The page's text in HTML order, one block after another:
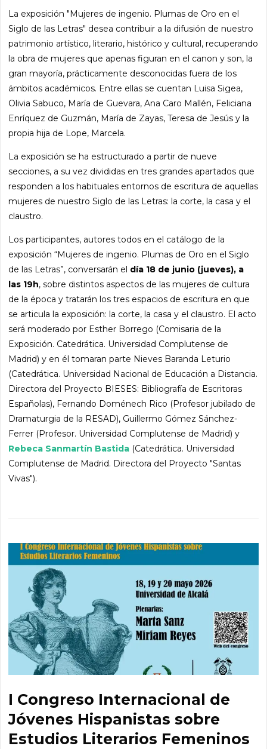
La exposición "Mujeres de ingenio. Plumas de Oro en el
Siglo de las Letras" desea contribuir a la difusión de nuestro
patrimonio artístico, literario, histórico y cultural, recuperando
la obra de mujeres que apenas figuran en el canon y son, la
gran mayoría, prácticamente desconocidas fuera de los
ámbitos académicos. Entre ellas se cuentan Luisa Sigea,
Olivia Sabuco, María de Guevara, Ana Caro Mallén, Feliciana
Enríquez de Guzmán, María de Zayas, Teresa de Jesús y la
propia hija de Lope, Marcela.
La exposición se ha estructurado a partir de nueve
secciones, a su vez divididas en tres grandes apartados que
responden a los habituales entornos de escritura de aquellas
mujeres de nuestro Siglo de las Letras: la corte, la casa y el
claustro.
Los participantes, autores todos en el catálogo de la
exposición “Mujeres de ingenio. Plumas de Oro en el Siglo
de las Letras”, conversarán el día 18 de junio (jueves), a
las 19h, sobre distintos aspectos de las mujeres de cultura
de la época y tratarán los tres espacios de escritura en que
se articula la exposición: la corte, la casa y el claustro. El acto
será moderado por Esther Borrego (Comisaria de la
Exposición. Catedrática. Universidad Complutense de
Madrid) y en él tomaran parte Nieves Baranda Leturio
(Catedrática. Universidad Nacional de Educación a Distancia.
Directora del Proyecto BIESES: Bibliografía de Escritoras
Españolas), Fernando Doménech Rico (Profesor jubilado de
Dramaturgia de la RESAD), Guillermo Gómez Sánchez-
Ferrer (Profesor. Universidad Complutense de Madrid) y
Rebeca Sanmartín Bastida (Catedrática. Universidad
Complutense de Madrid. Directora del Proyecto "Santas
Vivas").
I Congreso Internacional de
Jóvenes Hispanistas sobre
Estudios Literarios Femeninos